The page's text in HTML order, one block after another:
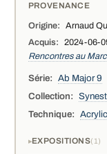
PROVENANCE
Origine:
Arnaud
Acquis:
2024-06-
Rencontres au
Série:
Ab Major 9
Collection:
Technique:
Acrylic
EXPOSITIONS 1